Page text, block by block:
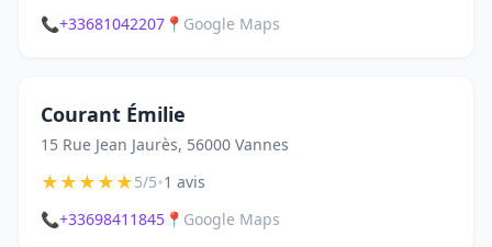
📞+33681042207 📍 Google Maps
Courant Émilie
15 Rue Jean Jaurès, 56000 Vannes
★★★★★5/5•1 avis
📞+33698411845 📍 Google Maps